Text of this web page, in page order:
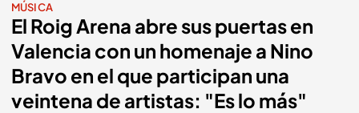
MÚSICA
El Roig Arena abre sus puertas en
Valencia con un homenaje a Nino
Bravo en el que participan una
veintena de artistas: "Es lo más"